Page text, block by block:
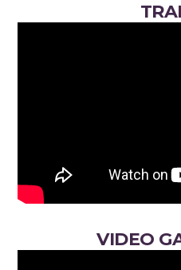
VIDEO